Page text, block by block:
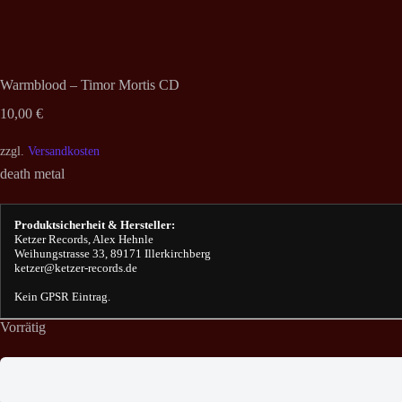
Warmblood – Timor Mortis CD
10,00 €
zzgl. Versandkosten
death metal
Produktsicherheit & Hersteller:
Ketzer Records, Alex Hehnle
Weihungstrasse 33, 89171 Illerkirchberg
ketzer@ketzer-records.de
Kein GPSR Eintrag.
Vorrätig